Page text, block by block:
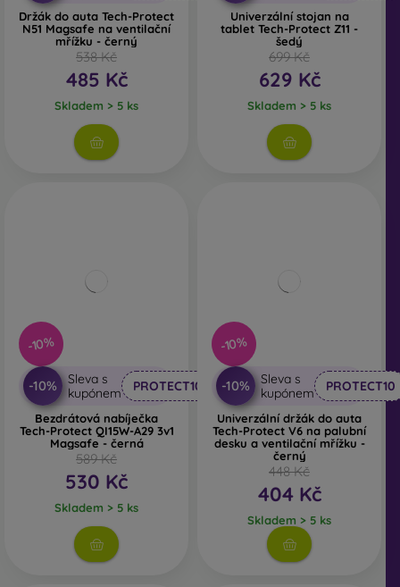
Držák do auta Tech-Protect
N51 Magsafe na ventilační
mřížku - černý
538 Kč
485 Kč
Skladem > 5 ks
Univerzální stojan na
tablet Tech-Protect Z11 -
šedý
699 Kč
629 Kč
Skladem > 5 ks
-10%
-10%
Sleva s
kupónem
PROTECT10
Bezdrátová nabíječka
Tech-Protect QI15W-A29 3v1
Magsafe - černá
589 Kč
530 Kč
Skladem > 5 ks
-10%
-10%
Sleva s
kupónem
PROTECT10
Univerzální držák do auta
Tech-Protect V6 na palubní
desku a ventilační mřížku -
černý
448 Kč
404 Kč
Skladem > 5 ks